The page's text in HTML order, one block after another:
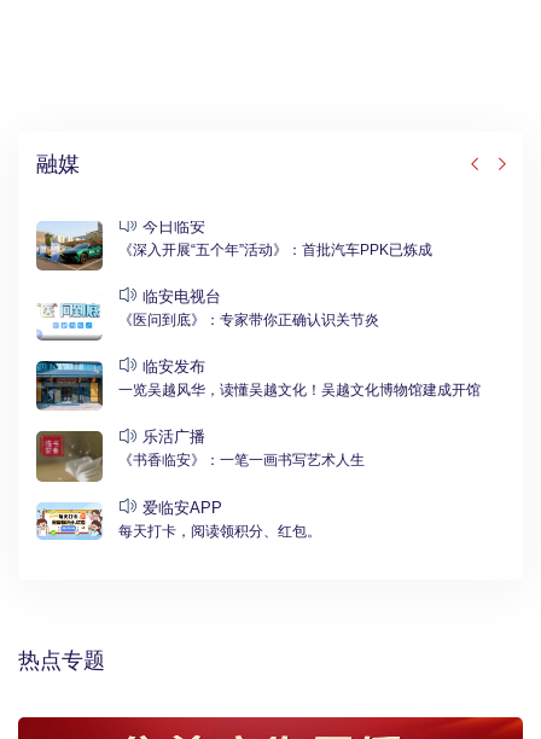
融媒
今日临安
《深入开展“五个年”活动》：首批汽车PPK已炼成
临安电视台
《医问到底》：专家带你正确认识关节炎
临安发布
一览吴越风华，读懂吴越文化！吴越文化博物馆建成开馆
乐活广播
《书香临安》：一笔一画书写艺术人生
爱临安APP
每天打卡，阅读领积分、红包。
热点专题